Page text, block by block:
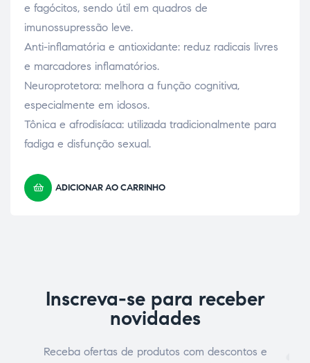
e fagócitos, sendo útil em quadros de
imunossupressão leve.
Anti-inflamatória e antioxidante: reduz radicais livres
e marcadores inflamatórios.
Neuroprotetora: melhora a função cognitiva,
especialmente em idosos.
Tônica e afrodisíaca: utilizada tradicionalmente para
fadiga e disfunção sexual.
ADICIONAR AO CARRINHO
Inscreva-se para receber
novidades
Receba ofertas de produtos com descontos e